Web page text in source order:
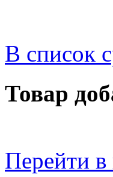
В список
Товар
Перейти